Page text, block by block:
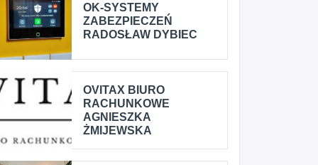
OK-SYSTEMY
ZABEZPIECZEŃ
RADOSŁAW DYBIEC
OVITAX BIURO
RACHUNKOWE
AGNIESZKA
ŻMIJEWSKA